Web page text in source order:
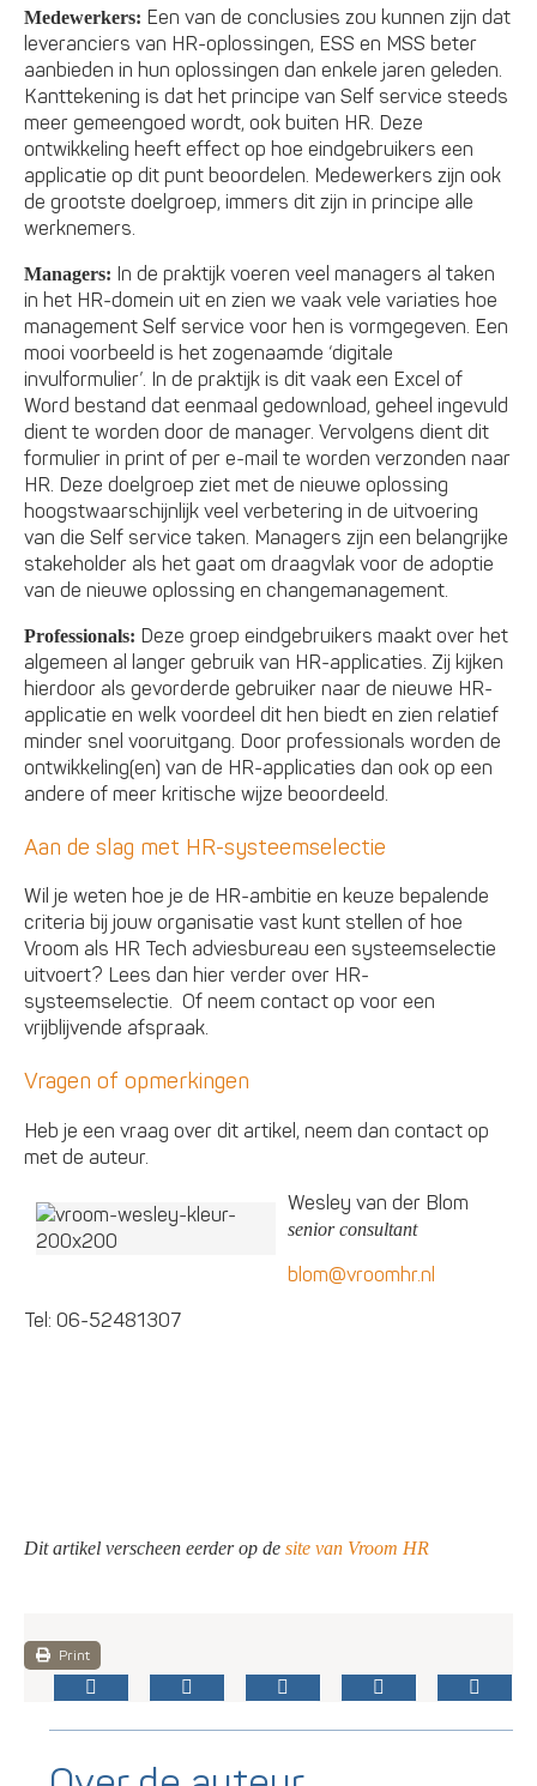
Medewerkers: Een van de conclusies zou kunnen zijn dat
leveranciers van HR-oplossingen, ESS en MSS beter
aanbieden in hun oplossingen dan enkele jaren geleden.
Kanttekening is dat het principe van Self service steeds
meer gemeengoed wordt, ook buiten HR. Deze
ontwikkeling heeft effect op hoe eindgebruikers een
applicatie op dit punt beoordelen. Medewerkers zijn ook
de grootste doelgroep, immers dit zijn in principe alle
werknemers.
Managers: In de praktijk voeren veel managers al taken
in het HR-domein uit en zien we vaak vele variaties hoe
management Self service voor hen is vormgegeven. Een
mooi voorbeeld is het zogenaamde ‘digitale
invulformulier’. In de praktijk is dit vaak een Excel of
Word bestand dat eenmaal gedownload, geheel ingevuld
dient te worden door de manager. Vervolgens dient dit
formulier in print of per e-mail te worden verzonden naar
HR. Deze doelgroep ziet met de nieuwe oplossing
hoogstwaarschijnlijk veel verbetering in de uitvoering
van die Self service taken. Managers zijn een belangrijke
stakeholder als het gaat om draagvlak voor de adoptie
van de nieuwe oplossing en changemanagement.
Professionals: Deze groep eindgebruikers maakt over het
algemeen al langer gebruik van HR-applicaties. Zij kijken
hierdoor als gevorderde gebruiker naar de nieuwe HR-
applicatie en welk voordeel dit hen biedt en zien relatief
minder snel vooruitgang. Door professionals worden de
ontwikkeling(en) van de HR-applicaties dan ook op een
andere of meer kritische wijze beoordeeld.
Aan de slag met HR-systeemselectie
Wil je weten hoe je de HR-ambitie en keuze bepalende
criteria bij jouw organisatie vast kunt stellen of hoe
Vroom als HR Tech adviesbureau een systeemselectie
uitvoert? Lees dan hier verder over HR-
systeemselectie. Of neem contact op voor een
vrijblijvende afspraak.
Vragen of opmerkingen
Heb je een vraag over dit artikel, neem dan contact op
met de auteur.
Wesley van der Blom
senior consultant
blom@vroomhr.nl
Tel: 06-52481307
Dit artikel verscheen eerder op desite van Vroom HR
Print